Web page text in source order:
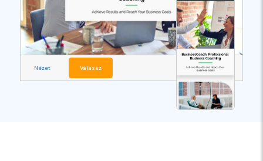
Nézet Válassz